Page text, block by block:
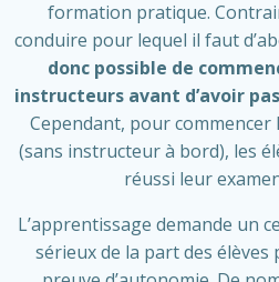
formation pratique.
conduire pour lequel il faut
donc possible de
instructeurs avant d’avoir
Cependant, pour
(sans instructeur à bord), les
réussi leur
L’apprentissage demande un
sérieux de la part des